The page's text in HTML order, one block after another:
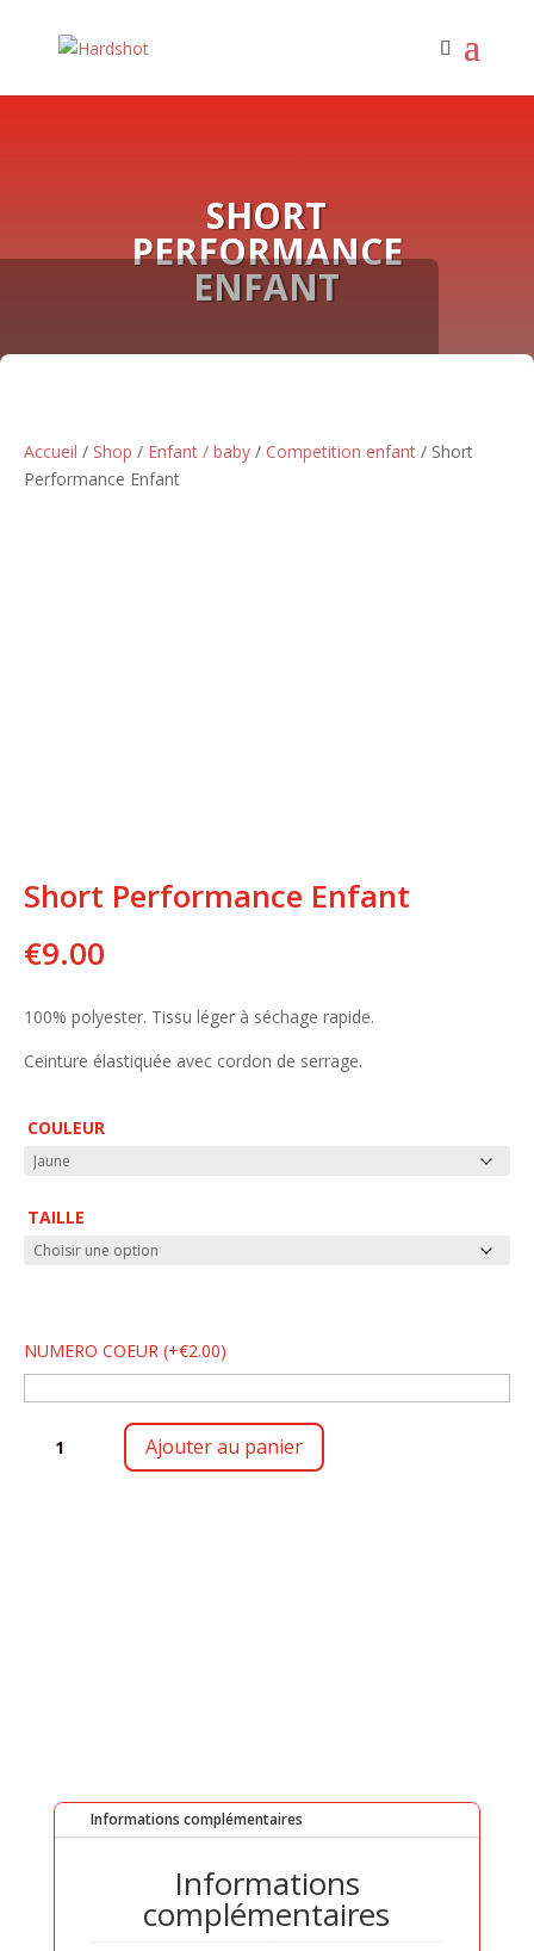
SHORT
PERFORMANCE
ENFANT
Accueil / Shop / Enfant / baby / Competition enfant / Short
Performance Enfant
Short Performance Enfant
€9.00
100% polyester. Tissu léger à séchage rapide.
Ceinture élastiquée avec cordon de serrage.
COULEUR
TAILLE
NUMERO COEUR (+€2.00)
Ajouter au panier
Informations complémentaires
Informations
complémentaires